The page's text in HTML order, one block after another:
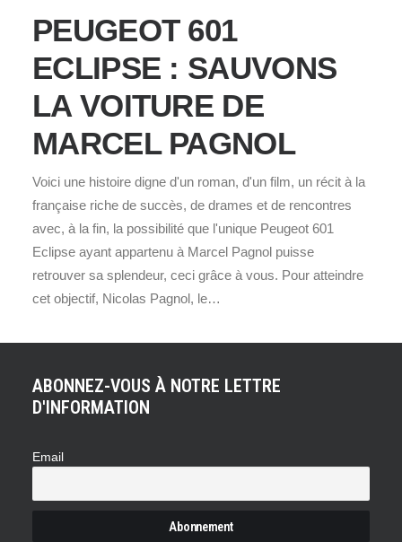
PEUGEOT 601
ECLIPSE : SAUVONS
LA VOITURE DE
MARCEL PAGNOL
Voici une histoire digne d'un roman, d'un film, un récit à la
française riche de succès, de drames et de rencontres
avec, à la fin, la possibilité que l'unique Peugeot 601
Eclipse ayant appartenu à Marcel Pagnol puisse
retrouver sa splendeur, ceci grâce à vous. Pour atteindre
cet objectif, Nicolas Pagnol, le…
ABONNEZ-VOUS À NOTRE LETTRE
D'INFORMATION
Email